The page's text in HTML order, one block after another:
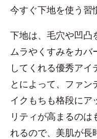
今すぐ下地を使う習
下地は、毛穴や凹凸
ムラやくすみをカバ
してくれる優秀アイ
とによって、ファン
イクもちも格段にア
リティが高まるのは
れるので、美肌が長